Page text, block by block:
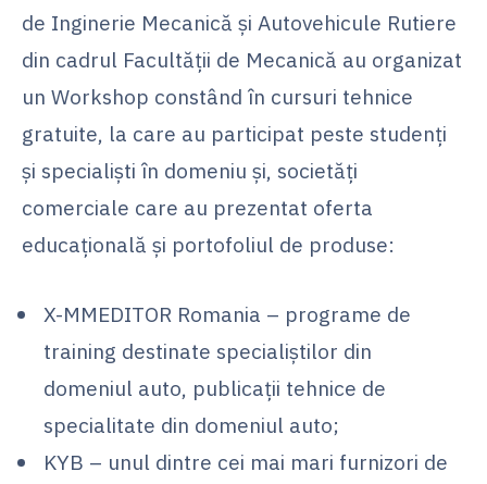
de Inginerie Mecanică și Autovehicule Rutiere
din cadrul Facultății de Mecanică au organizat
un Workshop constând în cursuri tehnice
gratuite, la care au participat peste studenți
și specialiști în domeniu și, societăți
comerciale care au prezentat oferta
educațională și portofoliul de produse:
X-MMEDITOR Romania – programe de
training destinate specialiștilor din
domeniul auto, publicații tehnice de
specialitate din domeniul auto;
KYB – unul dintre cei mai mari furnizori de